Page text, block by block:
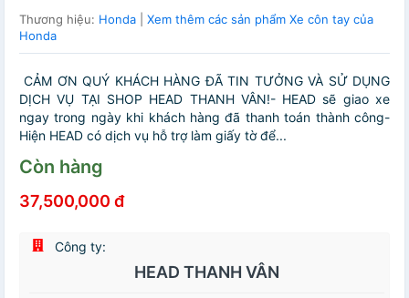
Thương hiệu: Honda
Xem thêm các sản phẩm Xe côn tay của
Honda
CẢM ƠN QUÝ KHÁCH HÀNG ĐÃ TIN TƯỞNG VÀ SỬ DỤNG
DỊCH VỤ TẠI SHOP HEAD THANH VÂN!- HEAD sẽ giao xe
ngay trong ngày khi khách hàng đã thanh toán thành công-
Hiện HEAD có dịch vụ hỗ trợ làm giấy tờ để...
Còn hàng
37,500,000 đ
Công ty:
HEAD THANH VÂN